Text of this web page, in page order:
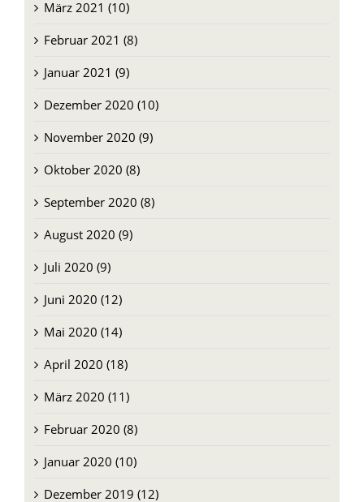
Februar 2021 (8)
Januar 2021 (9)
Dezember 2020 (10)
November 2020 (9)
Oktober 2020 (8)
September 2020 (8)
August 2020 (9)
Juli 2020 (9)
Juni 2020 (12)
Mai 2020 (14)
April 2020 (18)
März 2020 (11)
Februar 2020 (8)
Januar 2020 (10)
Dezember 2019 (12)
November 2019 (8)